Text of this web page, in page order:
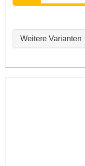
Weitere Varianten